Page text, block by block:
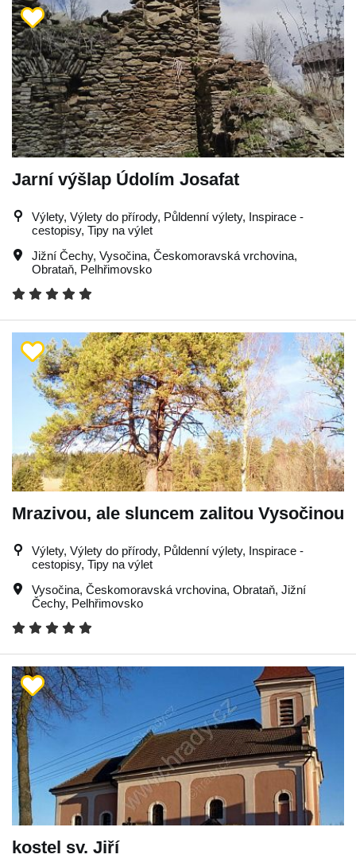
Jarní výšlap Údolím Josafat
Výlety, Výlety do přírody, Půldenní výlety, Inspirace -
cestopisy, Tipy na výlet
Jižní Čechy, Vysočina, Českomoravská vrchovina,
Obrataň, Pelhřimovsko
Mrazivou, ale sluncem zalitou Vysočinou
Výlety, Výlety do přírody, Půldenní výlety, Inspirace -
cestopisy, Tipy na výlet
Vysočina, Českomoravská vrchovina, Obrataň, Jižní
Čechy, Pelhřimovsko
kostel sv. Jiří